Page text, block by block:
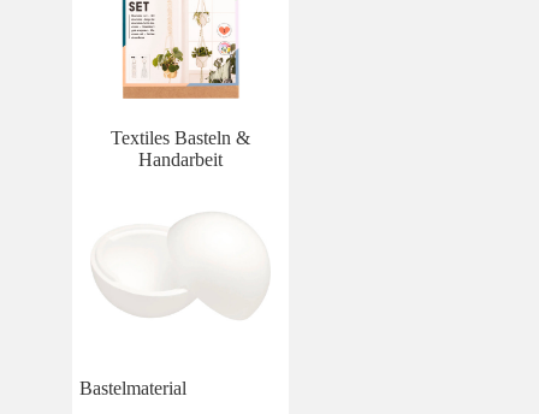
Textiles Basteln &
Handarbeit
Bastelmaterial